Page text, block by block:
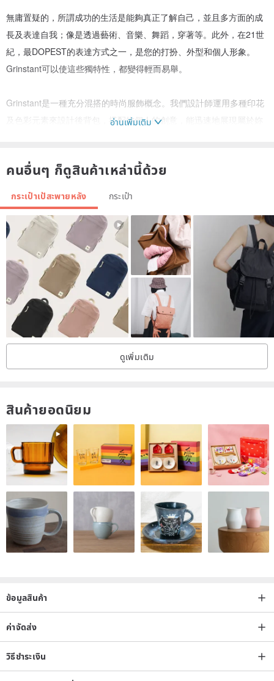
無庸置疑的，所謂成功的生活是能夠真正了解自己，並且多方面的成
長及表達自我；像是透過藝術、音樂、舞蹈，穿著等。此外，在21世
紀，最DOPEST的表達方式之一，是您的打扮、外型和個人形象。
Grinstant可以使這些獨特性，都變得輕而易舉。
Grinstant是一種充分混搭的時尚服飾概念。我們設計師運用多種印花
及色彩元素來設計後背包，搭配妳個人的創意，能迅速地展現屬於妳
อ่านเพิ่มเติม
คนอื่นๆ ก็ดูสินค้าเหล่านี้ด้วย
กระเป๋าเป้สะพายหลัง กระเป๋า
ดูเพิ่มเติม
สินค้ายอดนิยม
ข้อมูลสินค้า
ค่าจัดส่ง
วิธีชำระเงิน